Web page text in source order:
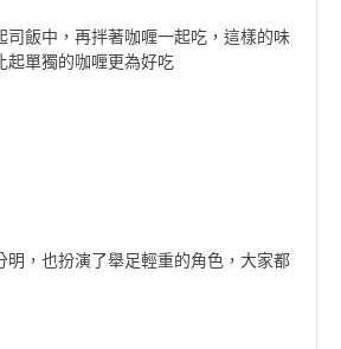
司飯中，再拌著咖喱一起吃，這樣的味
起單獨的咖喱更為好吃
明，也扮演了舉足輕重的角色，大家都